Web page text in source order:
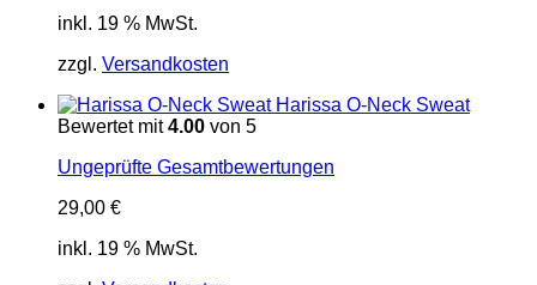
inkl. 19 % MwSt.
zzgl. Versandkosten
Harissa O-Neck Sweat
Bewertet mit4.00 von 5
Ungeprüfte Gesamtbewertungen
29,00 €
inkl. 19 % MwSt.